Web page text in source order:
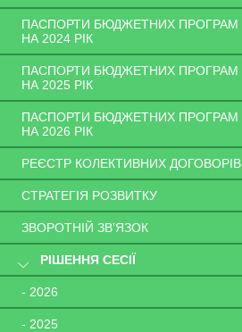
ПАСПОРТИ БЮДЖЕТНИХ ПРОГРАМ
НА 2024 РІК
ПАСПОРТИ БЮДЖЕТНИХ ПРОГРАМ
НА 2025 РІК
ПАСПОРТИ БЮДЖЕТНИХ ПРОГРАМ
НА 2026 РІК
РЕЄСТР КОЛЕКТИВНИХ ДОГОВОРІВ
СТРАТЕГІЯ РОЗВИТКУ
ЗВОРОТНІЙ ЗВ'ЯЗОК
РІШЕННЯ СЕСІЇ
- 2026
- 2025